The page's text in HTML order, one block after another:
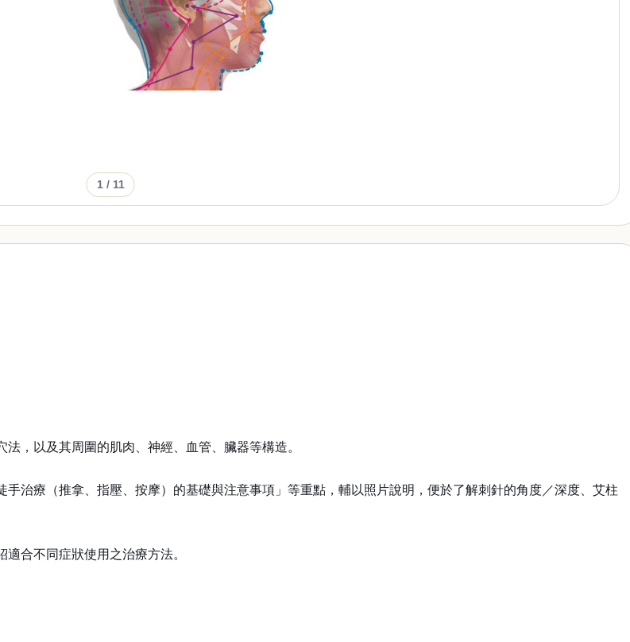
1/ 11
，以及其周圍的肌肉、神經、血管、臟器等構造。
治療（推拿、指壓、按摩）的基礎與注意事項」等重點，輔以照片說明，便於了解刺針的角度／深度、艾柱
合不同症狀使用之治療方法。